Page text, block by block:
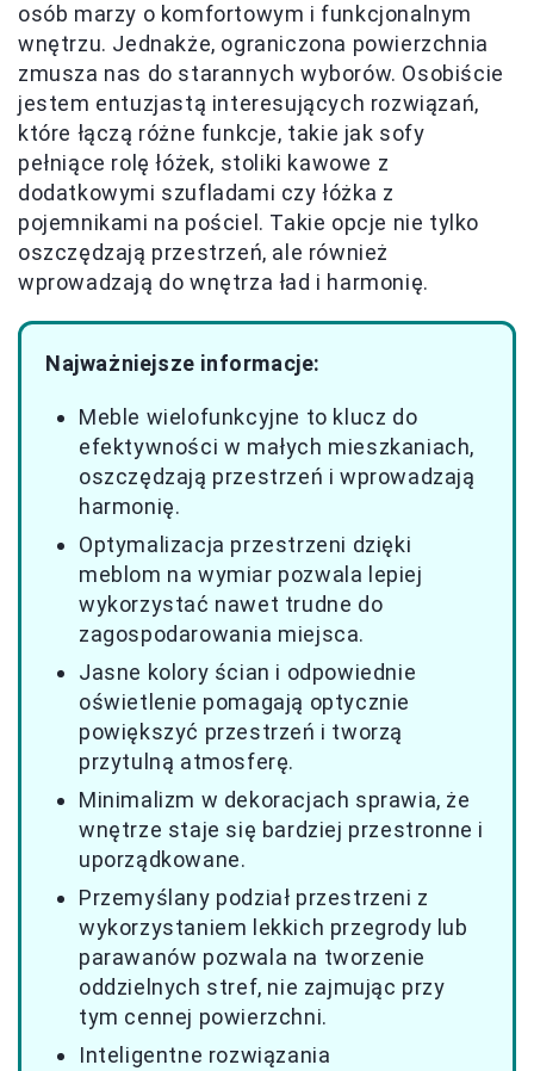
osób marzy o komfortowym i funkcjonalnym
wnętrzu. Jednakże, ograniczona powierzchnia
zmusza nas do starannych wyborów. Osobiście
jestem entuzjastą interesujących rozwiązań,
które łączą różne funkcje, takie jak sofy
pełniące rolę łóżek, stoliki kawowe z
dodatkowymi szufladami czy łóżka z
pojemnikami na pościel. Takie opcje nie tylko
oszczędzają przestrzeń, ale również
wprowadzają do wnętrza ład i harmonię.
Najważniejsze informacje:
Meble wielofunkcyjne to klucz do
efektywności w małych mieszkaniach,
oszczędzają przestrzeń i wprowadzają
harmonię.
Optymalizacja przestrzeni dzięki
meblom na wymiar pozwala lepiej
wykorzystać nawet trudne do
zagospodarowania miejsca.
Jasne kolory ścian i odpowiednie
oświetlenie pomagają optycznie
powiększyć przestrzeń i tworzą
przytulną atmosferę.
Minimalizm w dekoracjach sprawia, że
wnętrze staje się bardziej przestronne i
uporządkowane.
Przemyślany podział przestrzeni z
wykorzystaniem lekkich przegrody lub
parawanów pozwala na tworzenie
oddzielnych stref, nie zajmując przy
tym cennej powierzchni.
Inteligentne rozwiązania